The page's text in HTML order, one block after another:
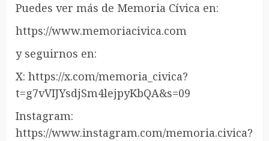
Puedes ver más de Memoria Cívica en:
https://www.memoriacivica.com
y seguirnos en:
X: https://x.com/memoria_civica?
t=g7vVIJYsdjSm4lejpyKbQA&s=09
Instagram:
https://www.instagram.com/memoria.civica?